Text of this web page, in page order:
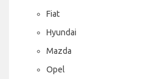
Fiat
Hyundai
Mazda
Opel